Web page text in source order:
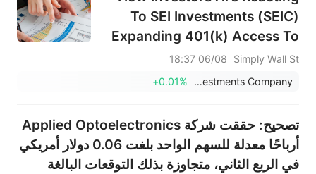
To SEI Investments (SEIC)
Expanding 401(k) Access To
Private Markets
Simply Wall St
06/08 18:37
SEI Investments Company
+0.01%
تصحيح: حققت شركة Applied Optoelectronics
أرباحًا معدلة للسهم الواحد بلغت 0.06 دولار أمريكي
في الربع الثاني، متجاوزة بذلك التوقعات البالغة